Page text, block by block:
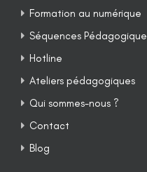
Formation au numérique
Séquences
Hotline
Ateliers pédagogiques
Qui sommes-nous ?
Contact
Blog